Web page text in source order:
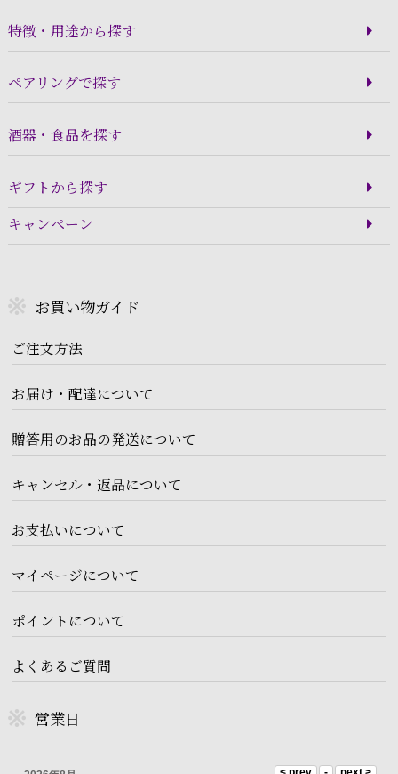
特徴・用途から探す
ペアリングで探す
酒器・食品を探す
ギフトから探す
キャンペーン
お買い物ガイド
ご注文方法
お届け・配達について
贈答用のお品の発送について
キャンセル・返品について
お支払いについて
マイページについて
ポイントについて
よくあるご質問
営業日